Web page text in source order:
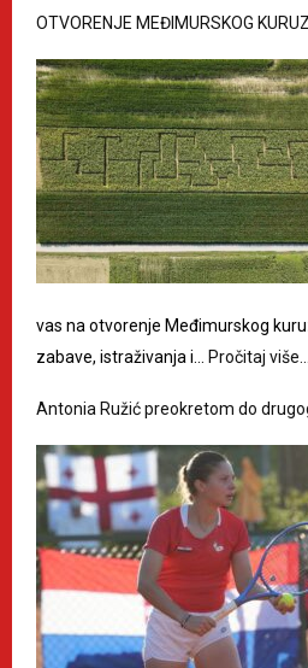
OTVORENJE MEĐIMURSKOG
vas na otvorenje Međimurskog
zabave, istraživanja i…
Pročitaj više…
Antonia Ružić preokretom do